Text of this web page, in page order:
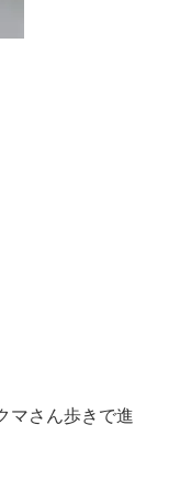
マさん歩きで進